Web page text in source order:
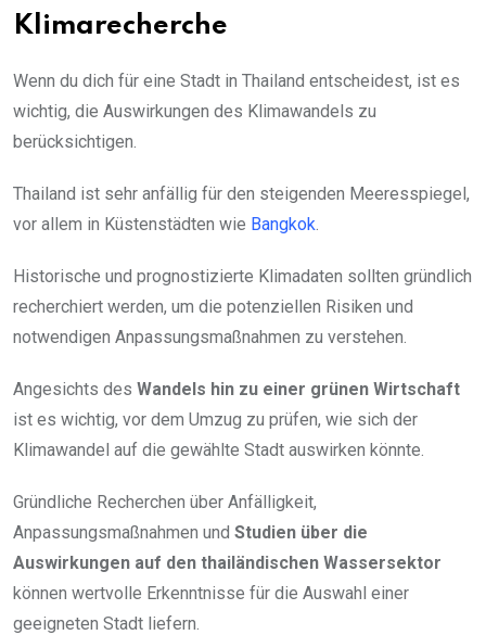
Klimarecherche
Wenn du dich für eine Stadt in Thailand entscheidest, ist es
wichtig, die Auswirkungen des Klimawandels zu
berücksichtigen.
Thailand ist sehr anfällig für den steigenden Meeresspiegel,
vor allem in Küstenstädten wie Bangkok
Historische und prognostizierte Klimadaten sollten gründlich
recherchiert werden, um die potenziellen Risiken und
notwendigen Anpassungsmaßnahmen zu verstehen.
Angesichts des Wandels hin zu einer grünen Wirtschaft
ist es wichtig, vor dem Umzug zu prüfen, wie sich der
Klimawandel auf die gewählte Stadt auswirken könnte.
Gründliche Recherchen über Anfälligkeit,
Anpassungsmaßnahmen und Studien über die
Auswirkungen auf den thailändischen Wassersektor
können wertvolle Erkenntnisse für die Auswahl einer
geeigneten Stadt liefern.